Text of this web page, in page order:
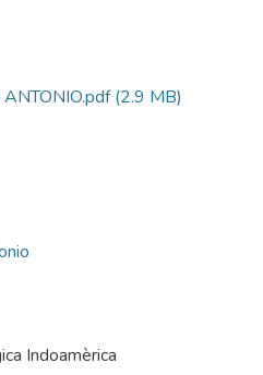
ANTONIO.pdf(2.9 MB)
Indoamèrica